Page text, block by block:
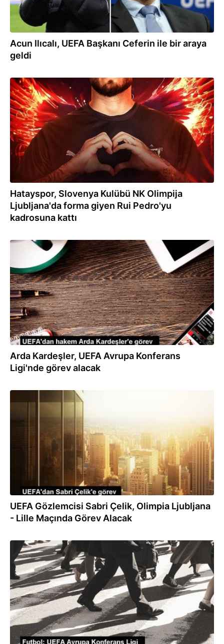
Acun Ilıcalı, UEFA Başkanı Ceferin ile bir araya
geldi
10.02.2024
Hatayspor, Slovenya Kulübü NK Olimpija
Ljubljana'da forma giyen Rui Pedro'yu
kadrosuna kattı
12.12.2023
Arda Kardeşler, UEFA Avrupa Konferans
Ligi'nde görev alacak
29.11.2023
UEFA Gözlemcisi Sabri Çelik, Olimpia Ljubljana
- Lille Maçında Görev Alacak
10.11.2023